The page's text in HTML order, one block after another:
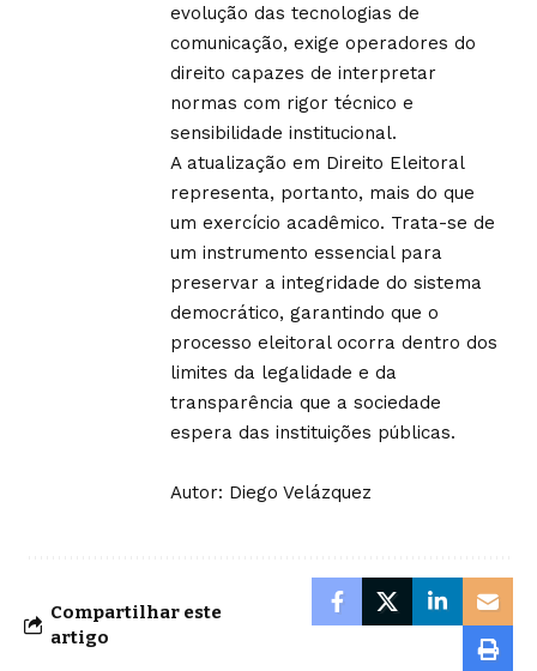
evolução das tecnologias de
comunicação, exige operadores do
direito capazes de interpretar
normas com rigor técnico e
sensibilidade institucional.
A atualização em Direito Eleitoral
representa, portanto, mais do que
um exercício acadêmico. Trata-se de
um instrumento essencial para
preservar a integridade do sistema
democrático, garantindo que o
processo eleitoral ocorra dentro dos
limites da legalidade e da
transparência que a sociedade
espera das instituições públicas.
Autor: Diego Velázquez
Compartilhar este
artigo